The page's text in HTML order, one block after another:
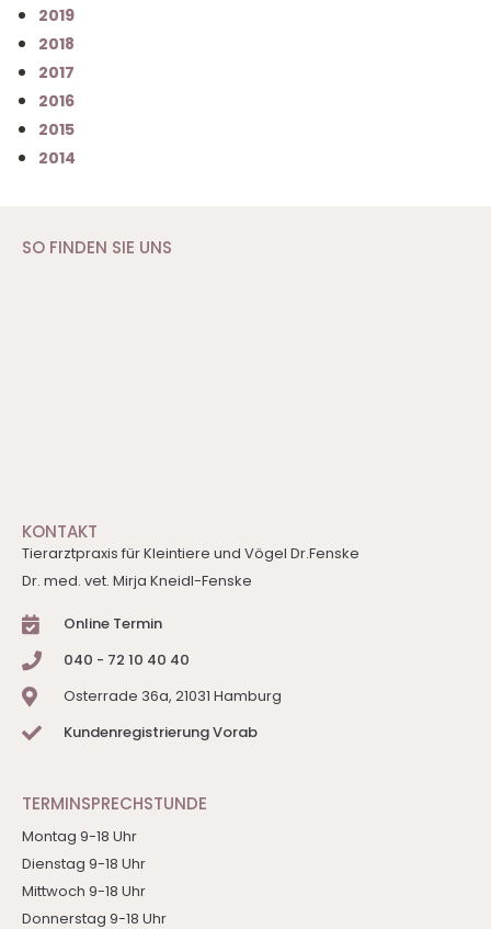
2019
2018
2017
2016
2015
2014
SO FINDEN SIE UNS
KONTAKT
Tierarztpraxis für Kleintiere und Vögel Dr.Fenske
Dr. med. vet. Mirja Kneidl-Fenske
Online Termin
040 - 72 10 40 40
Osterrade 36a, 21031 Hamburg
Kundenregistrierung Vorab
TERMINSPRECHSTUNDE
Montag 9-18 Uhr
Dienstag 9-18 Uhr
Mittwoch 9-18 Uhr
Donnerstag 9-18 Uhr